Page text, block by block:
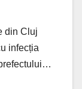
din Cluj
infecția